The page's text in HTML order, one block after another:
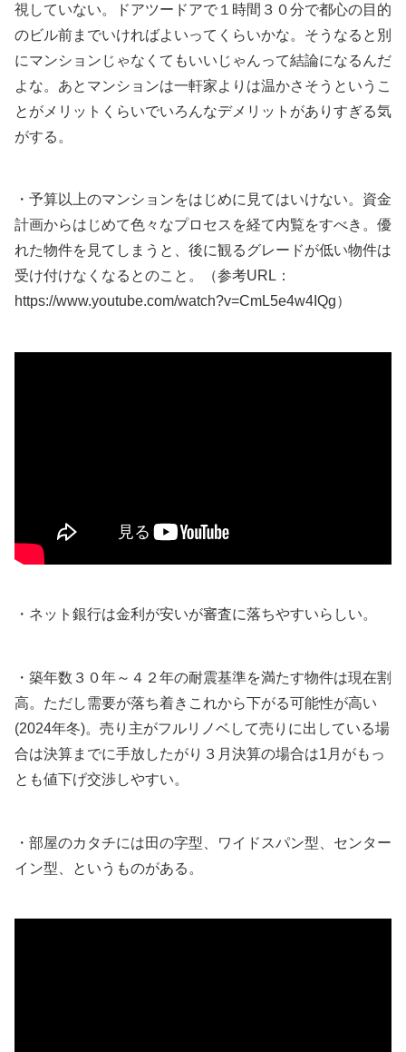
視していない。ドアツードアで１時間３０分で都心の目的
のビル前までいければよいってくらいかな。そうなると別
にマンションじゃなくてもいいじゃんって結論になるんだ
よな。あとマンションは一軒家よりは温かさそうというこ
とがメリットくらいでいろんなデメリットがありすぎる気
がする。
・予算以上のマンションをはじめに見てはいけない。資金
計画からはじめて色々なプロセスを経て内覧をすべき。優
れた物件を見てしまうと、後に観るグレードが低い物件は
受け付けなくなるとのこと。（参考URL：
https://www.youtube.com/watch?v=CmL5e4w4IQg）
・ネット銀行は金利が安いが審査に落ちやすいらしい。
・築年数３０年～４２年の耐震基準を満たす物件は現在割
高。ただし需要が落ち着きこれから下がる可能性が高い
(2024年冬)。売り主がフルリノベして売りに出している場
合は決算までに手放したがり３月決算の場合は1月がもっ
とも値下げ交渉しやすい。
・部屋のカタチには田の字型、ワイドスパン型、センター
イン型、というものがある。